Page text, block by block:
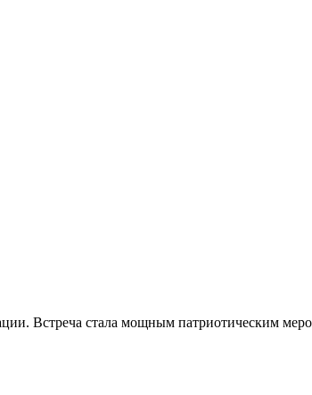
Встреча стала мощным патриотическим